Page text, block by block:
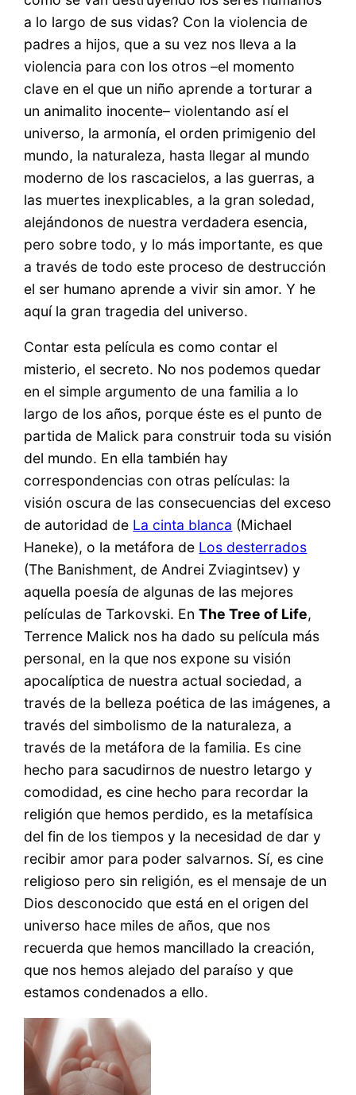
a lo largo de sus vidas? Con la violencia de
padres a hijos, que a su vez nos lleva a la
violencia para con los otros –el momento
clave en el que un niño aprende a torturar a
un animalito inocente– violentando así el
universo, la armonía, el orden primigenio del
mundo, la naturaleza, hasta llegar al mundo
moderno de los rascacielos, a las guerras, a
las muertes inexplicables, a la gran soledad,
alejándonos de nuestra verdadera esencia,
pero sobre todo, y lo más importante, es que
a través de todo este proceso de destrucción
el ser humano aprende a vivir sin amor. Y he
aquí la gran tragedia del universo.
Contar esta película es como contar el
misterio, el secreto. No nos podemos quedar
en el simple argumento de una familia a lo
largo de los años, porque éste es el punto de
partida de Malick para construir toda su visión
del mundo. En ella también hay
correspondencias con otras películas: la
visión oscura de las consecuencias del exceso
de autoridad de La cinta blanca (Michael
Haneke), o la metáfora de Los desterrados
(The Banishment, de Andrei Zviagintsev) y
aquella poesía de algunas de las mejores
películas de Tarkovski. EnThe Tree of Life,
Terrence Malick nos ha dado su película más
personal, en la que nos expone su visión
apocalíptica de nuestra actual sociedad, a
través de la belleza poética de las imágenes, a
través del simbolismo de la naturaleza, a
través de la metáfora de la familia. Es cine
hecho para sacudirnos de nuestro letargo y
comodidad, es cine hecho para recordar la
religión que hemos perdido, es la metafísica
del fin de los tiempos y la necesidad de dar y
recibir amor para poder salvarnos. Sí, es cine
religioso pero sin religión, es el mensaje de un
Dios desconocido que está en el origen del
universo hace miles de años, que nos
recuerda que hemos mancillado la creación,
que nos hemos alejado del paraíso y que
estamos condenados a ello.